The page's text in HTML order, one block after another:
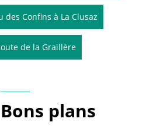
des Confins à La Clusaz
de la Graillère
plans